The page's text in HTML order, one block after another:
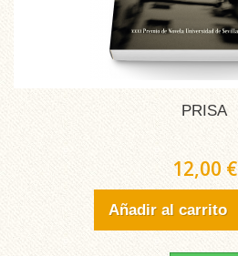
PRISA
12,00 €
Añadir al carrito